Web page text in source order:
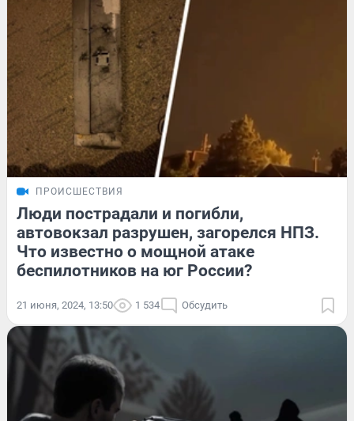
ПРОИСШЕСТВИЯ
Люди пострадали и погибли,
автовокзал разрушен, загорелся НПЗ.
Что известно о мощной атаке
беспилотников на юг России?
21 июня, 2024, 13:50 1 534 Обсудить